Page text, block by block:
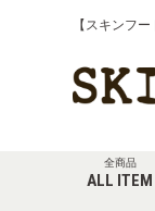
【スキンフ
全商品
ALL ITEM